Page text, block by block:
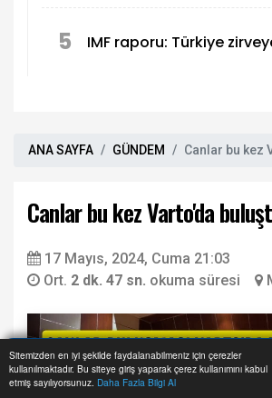
Sitemizden en iyi şekilde faydalanabilmeniz için çerezler
kullanılmaktadır. Bu siteye giriş yaparak çerez kullanımını kabul
etmiş sayılıyorsunuz. Daha Fazla Bilgi Al
5 IMF raporu: Türkiye
ANA SAYFA GÜNDEM Canlar bu kez
Canlar bu kez Varto'da
17 Mayıs, 2024, Cuma 21:03
Ort. 2 dk. 47 sn. okuma süresi
Anasayfa Yazarlar Haber Ara